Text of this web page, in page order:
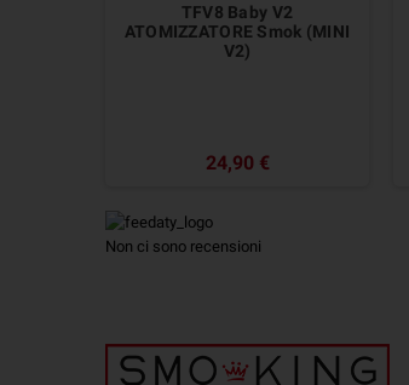
TFV8 Baby V2
ATOMIZZATORE Smok (MINI
V2)
24,90 €
Non ci sono recensioni